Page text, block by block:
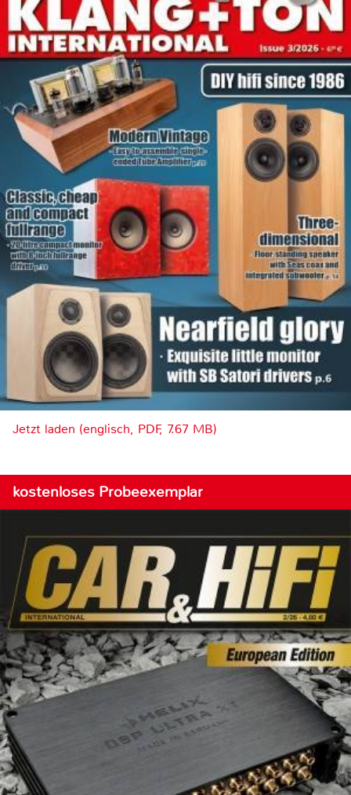
Jetzt laden (englisch, PDF, 7.67 MB)
kostenloses Probeexemplar